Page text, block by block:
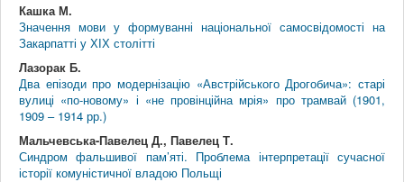
Кашка М.
Значення мови у формуванні національної самосвідомості на
Закарпатті у ХІХ столітті
Лазорак Б.
Два епізоди про модернізацію «Австрійського Дрогобича»: старі
вулиці «по-новому» і «не провінційна мрія» про трамвай (1901,
1909 – 1914 рр.)
Мальчевська-Павелец Д., Павелец Т.
Синдром фальшивої пам’яті. Проблема інтерпретації сучасної
історії комуністичної владою Польщі